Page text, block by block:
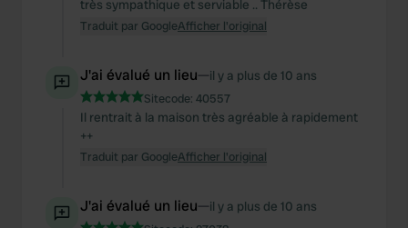
très sympathique et serviable .. Thérèse
Traduit par GoogleAfficher l'original
J'ai évalué un lieu—il y a plus de 10 ans
Sitecode: 40557
Il rentrait à la maison très agréable à rapidement
++
Traduit par GoogleAfficher l'original
J'ai évalué un lieu—il y a plus de 10 ans